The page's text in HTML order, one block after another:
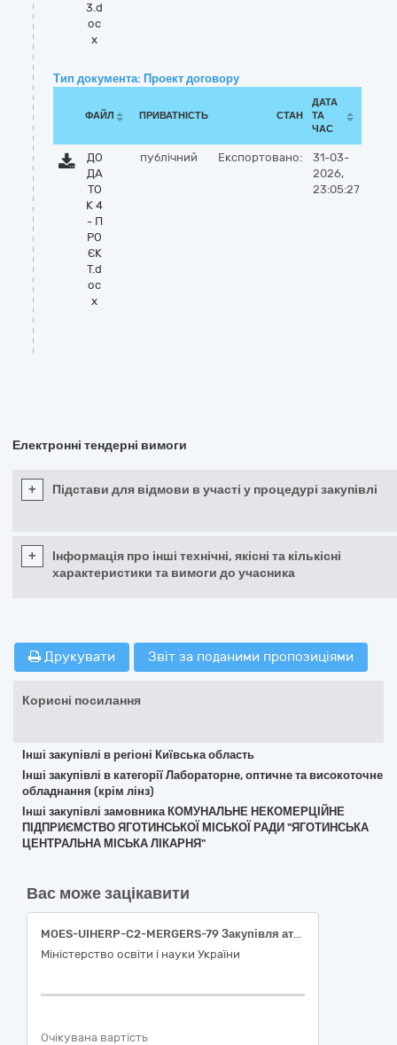
3.d
oc
x
Тип документа: Проект договору
ФАЙЛ ПРИВАТНІСТЬ СТАН
ДАТА
ТА
ЧАС
ДО
ДА
ТО
К 4
- П
РО
ЄК
Т.d
oc
x
публічний Експортовано:
31-03-
2026,
23:05:27
Електронні тендерні вимоги
+ Підстави для відмови в участі у процедурі закупівлі
+
Інформація про інші технічні, якісні та кількісні
характеристики та вимоги до учасника
Друкувати Звіт за поданими пропозиціями
Корисні посилання
Інші закупівлі в регіоні Київська область
Інші закупівлі в категорії Лабораторне, оптичне та високоточне
обладнання (крім лінз)
Інші закупівлі замовника КОМУНАЛЬНЕ НЕКОМЕРЦІЙНЕ
ПІДПРИЄМСТВО ЯГОТИНСЬКОЇ МІСЬКОЇ РАДИ "ЯГОТИНСЬКА
ЦЕНТРАЛЬНА МІСЬКА ЛІКАРНЯ"
Вас може зацікавити
MOES-UIHERP-C2-MERGERS-79 Закупівля атомно-емісійного спектрометра для ІФНТУНГ
Міністерство освіти і науки України
Очікувана вартість